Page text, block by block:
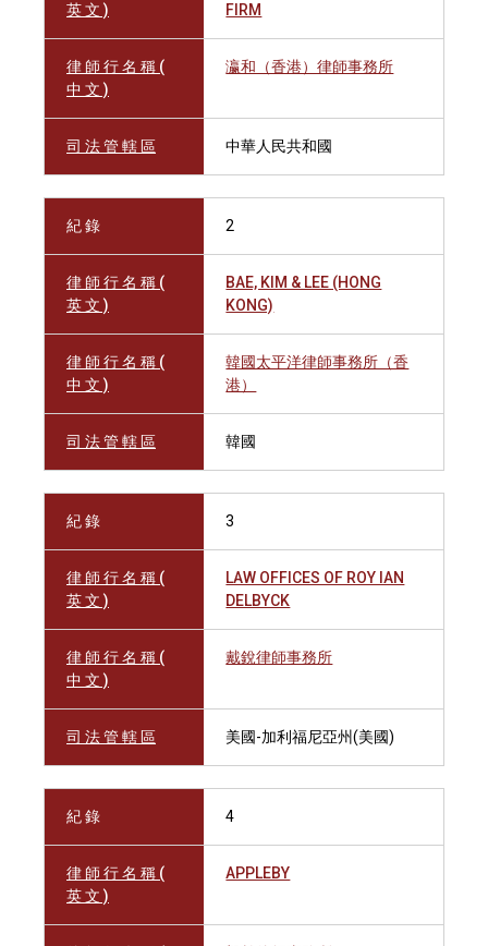
英 文 )
FIRM
律 師 行 名 稱 (
中 文 )
瀛和（香港）律師事務所
司 法 管 轄 區 中華人民共和國
紀 錄 2
律 師 行 名 稱 (
英 文 )
BAE, KIM & LEE (HONG
KONG)
律 師 行 名 稱 (
中 文 )
韓國太平洋律師事務所（香
港）
司 法 管 轄 區 韓國
紀 錄 3
律 師 行 名 稱 (
英 文 )
LAW OFFICES OF ROY IAN
DELBYCK
律 師 行 名 稱 (
中 文 )
戴銳律師事務所
司 法 管 轄 區 美國-加利福尼亞州(美國)
紀 錄 4
律 師 行 名 稱 (
英 文 )
APPLEBY